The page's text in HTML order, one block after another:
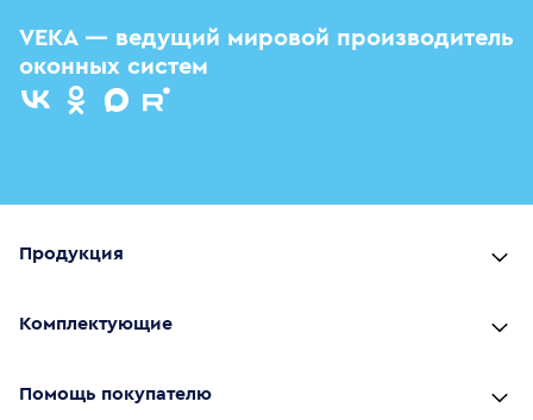
VEKA — ведущий мировой производитель
оконных систем
Продукция
Комплектующие
Помощь покупателю